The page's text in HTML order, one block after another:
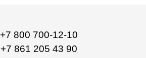
+7 800 700-12-10
+7 861 205 43 90